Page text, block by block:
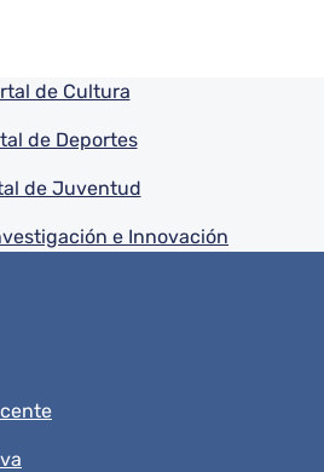
de Cultura
de Deportes
de Juventud
e Innovación